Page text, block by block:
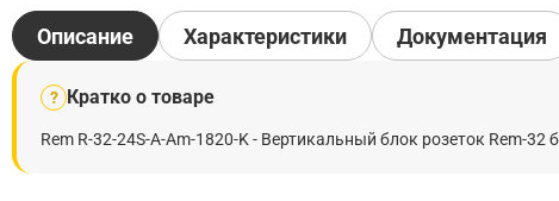
Описание
? Кратко о товаре
Rem R-32-24S-A-Am-1820-K - Вертикальный блок розеток Rem-
Характеристики Документация